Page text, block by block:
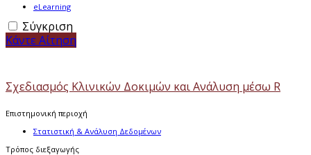
eLearning
Σύγκριση
Κάντε Αίτηση
Σχεδιασμός Κλινικών Δοκιμών και Ανάλυση μέσω R
Επιστημονική περιοχή
Στατιστική & Ανάλυση Δεδομένων
Τρόπος διεξαγωγής